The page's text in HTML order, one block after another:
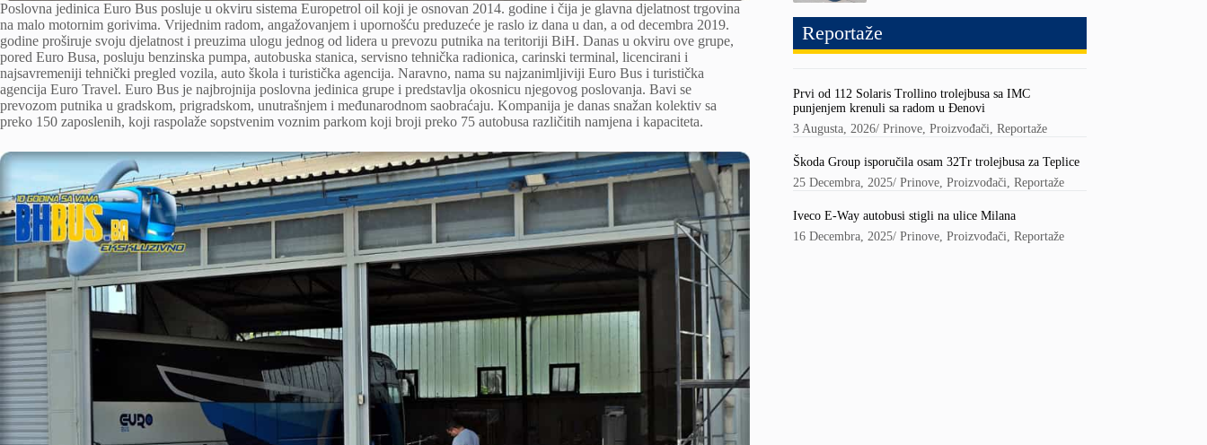
Poslovna jedinica Euro Bus posluje u okviru sistema Europetrol oil koji je osnovan 2014. godine i čija je glavna djelatnost trgovina
na malo motornim gorivima. Vrijednim radom, angažovanjem i upornošću preduzeće je raslo iz dana u dan, a od decembra 2019.
godine proširuje svoju djelatnost i preuzima ulogu jednog od lidera u prevozu putnika na teritoriji BiH. Danas u okviru ove grupe,
pored Euro Busa, posluju benzinska pumpa, autobuska stanica, servisno tehnička radionica, carinski terminal, licencirani i
najsavremeniji tehnički pregled vozila, auto škola i turistička agencija. Naravno, nama su najzanimljiviji Euro Bus i turistička
agencija Euro Travel. Euro Bus je najbrojnija poslovna jedinica grupe i predstavlja okosnicu njegovog poslovanja. Bavi se
prevozom putnika u gradskom, prigradskom, unutrašnjem i međunarodnom saobraćaju. Kompanija je danas snažan kolektiv sa
preko 150 zaposlenih, koji raspolaže sopstvenim voznim parkom koji broji preko 75 autobusa različitih namjena i kapaciteta.
Reportaže
Prvi od 112 Solaris Trollino trolejbusa sa IMC
punjenjem krenuli sa radom u Đenovi
3 Augusta, 2026/Prinove,Proizvođači,Reportaže
Škoda Group isporučila osam 32Tr trolejbusa za Teplice
25 Decembra, 2025/Prinove,Proizvođači,Reportaže
Iveco E-Way autobusi stigli na ulice Milana
16 Decembra, 2025/Prinove,Proizvođači,Reportaže